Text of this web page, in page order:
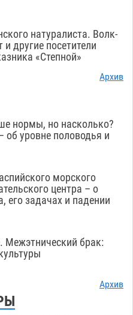
натуралиста. Волк-
и другие посетители
«Степной»
Архив
нормы, но насколько?
об уровне половодья и
морского
центра – о
его задачах и падении
Межэтнический брак:
Архив